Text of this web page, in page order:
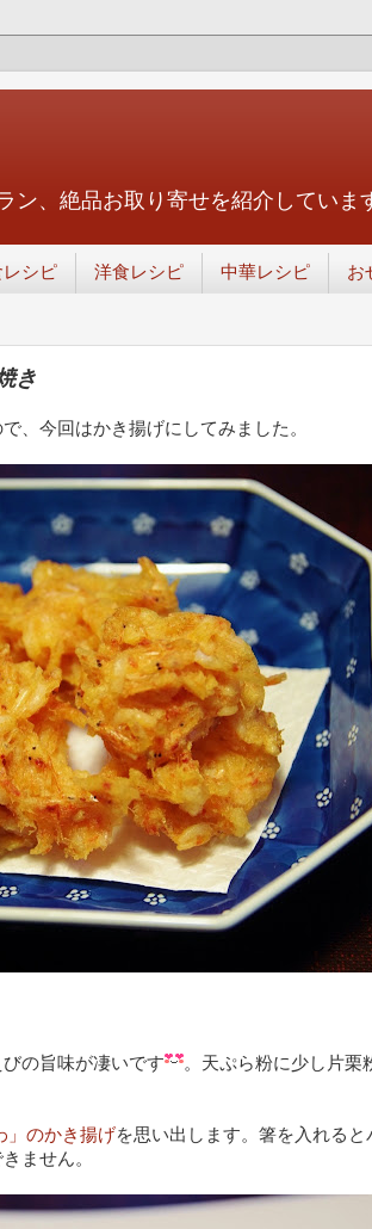
ン、絶品お取り寄せを紹介していま
シピ 洋食レシピ 中華レシピ お
き
、今回はかき揚げにしてみました。
の旨味が凄いです
。天ぷら粉に少し片栗
」のかき揚げを思い出します。箸を入れると
ません。